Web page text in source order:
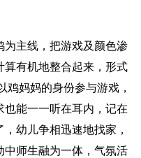
主线，把游戏及颜色渗
算有机地整合起来，形式
鸡妈妈的身份参与游戏，
能一一听在耳内，记在
幼儿争相迅速地找家，
中师生融为一体，气氛活